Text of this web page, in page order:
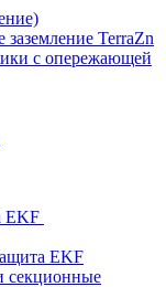
заземление TerraZn
с опережающей
EKF
EKF
секционные